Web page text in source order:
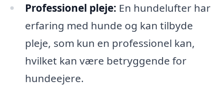
Professionel pleje: En hundelufter har
erfaring med hunde og kan tilbyde
pleje, som kun en professionel kan,
hvilket kan være betryggende for
hundeejere.